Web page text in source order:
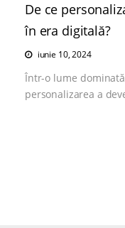
De ce
în era digitală?
iunie 10, 2024
Într-o lume
personalizarea a